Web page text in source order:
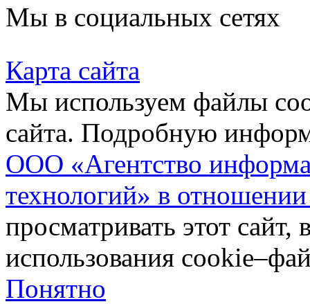
Мы в социальных сетях
Карта сайта
Мы используем файлы
сайта. Подробную
ООО «Агентство
технологий» в
просматривать этот
использования
Понятно